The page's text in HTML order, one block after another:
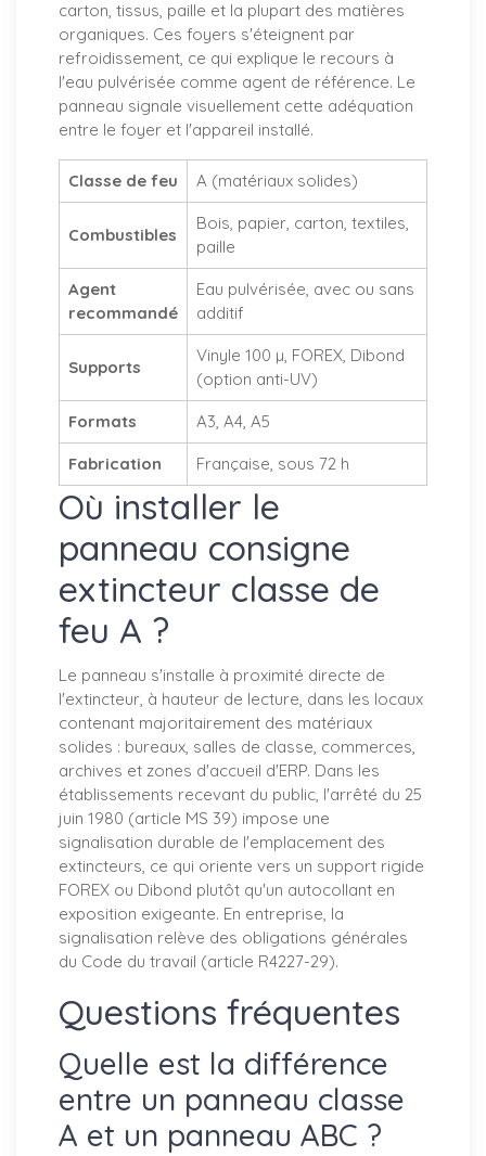
carton, tissus, paille et la plupart des matières
organiques. Ces foyers s'éteignent par
refroidissement, ce qui explique le recours à
l'eau pulvérisée comme agent de référence. Le
panneau signale visuellement cette adéquation
entre le foyer et l'appareil installé.
Classe de feu A (matériaux solides)
Combustibles
Bois, papier, carton, textiles,
paille
Agent
recommandé
Eau pulvérisée, avec ou sans
additif
Supports
Vinyle 100 µ, FOREX, Dibond
(option anti-UV)
Formats A3, A4, A5
Fabrication Française, sous 72 h
Où installer le
panneau consigne
extincteur classe de
feu A ?
Le panneau s'installe à proximité directe de
l'extincteur, à hauteur de lecture, dans les locaux
contenant majoritairement des matériaux
solides : bureaux, salles de classe, commerces,
archives et zones d'accueil d'ERP. Dans les
établissements recevant du public, l'arrêté du 25
juin 1980 (article MS 39) impose une
signalisation durable de l'emplacement des
extincteurs, ce qui oriente vers un support rigide
FOREX ou Dibond plutôt qu'un autocollant en
exposition exigeante. En entreprise, la
signalisation relève des obligations générales
du Code du travail (article R4227-29).
Questions fréquentes
Quelle est la différence
entre un panneau classe
A et un panneau ABC ?